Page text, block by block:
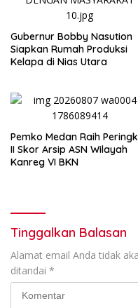
Gubernur Bobby Nasution
Siapkan Rumah Produksi
Kelapa di Nias Utara
Pemko Medan Raih
II Skor Arsip ASN Wilayah
Kanreg VI BKN
Tinggalkan Balasan
Alamat email Anda tidak
ditandai *